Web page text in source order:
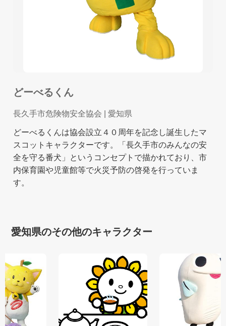
どーべるくん
長久手市危険物安全協会 | 愛知県
どーべるくんは協会設立４０周年を記念し誕生したマ
スコットキャラクターです。「長久手市のみんなの安
全を守る番犬」というコンセプトで描かれており、市
内保育園や児童館等で火災予防の啓発を行っていま
す。
愛知県のその他のキャラクター